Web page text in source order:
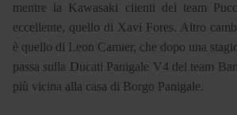
mentre la Kawasaki clienti del team
eccellente, quello di Xavi Fores. Altro
è quello di Leon Camier, che dopo una
passa sulla Ducati Panigale V4 del team
più vicina alla casa di Borgo Panigale.